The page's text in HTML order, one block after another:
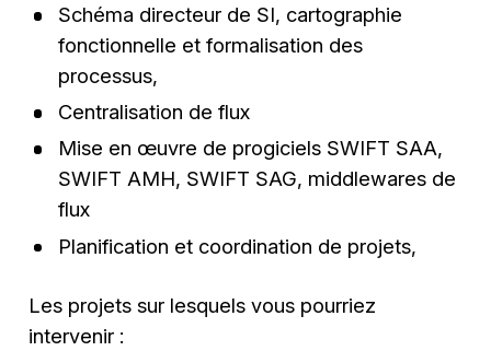
Schéma directeur de SI, cartographie
fonctionnelle et formalisation des
processus,
Centralisation de flux
Mise en œuvre de progiciels SWIFT SAA,
SWIFT AMH, SWIFT SAG, middlewares de
flux
Planification et coordination de projets,
Les projets sur lesquels vous pourriez
intervenir :